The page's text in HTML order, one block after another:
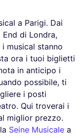
a Parigi. Dai
di Londra,
musical stanno
ora i tuoi biglietti
in anticipo i
possibile, ti
i posti
Qui troverai i
miglior prezzo.
Seine Musicale a